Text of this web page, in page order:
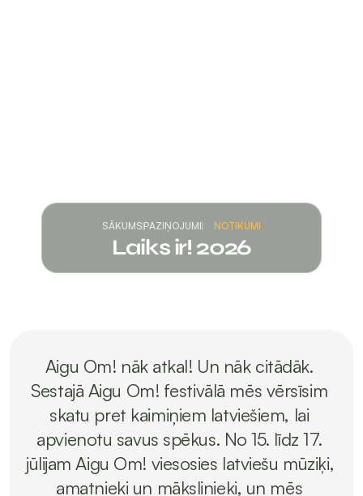
SĀKUMS PAZIŅOJUMI NOTIKUMI
Laiks ir! 2026
Aigu Om! nāk atkal! Un nāk citādāk.
Sestajā Aigu Om! festivālā mēs vērsīsim
skatu pret kaimiņiem latviešiem, lai
apvienotu savus spēkus. No 15. līdz 17.
jūlijam Aigu Om! viesosies latviešu mūziķi,
amatnieki un mākslinieki, un mēs